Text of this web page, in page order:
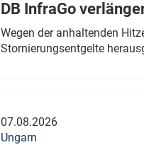
DB InfraGo
Wegen der anhaltenden
Stornierungsentgelte
07.08.2026
Ungarn